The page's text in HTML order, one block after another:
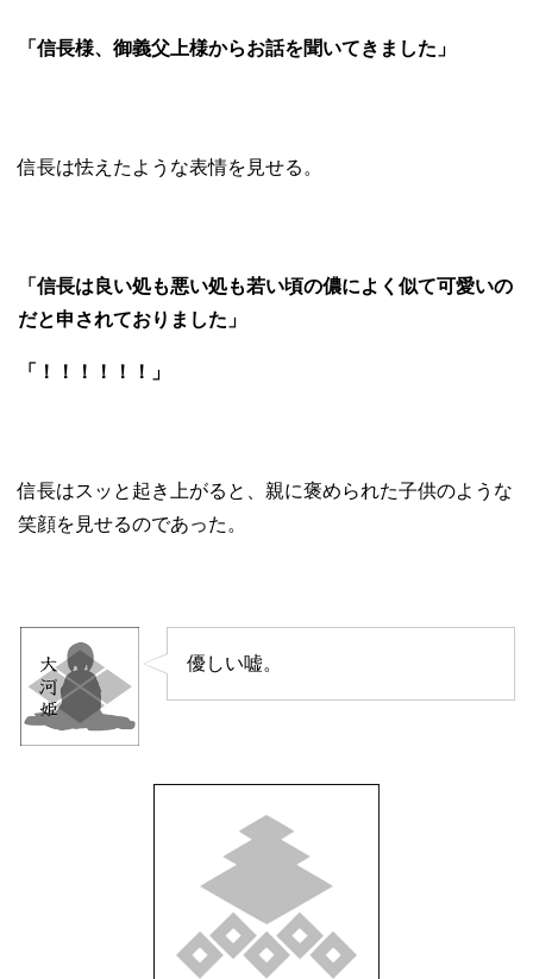
「信長様、御義父上様からお話を聞いてきました」
信長は怯えたような表情を見せる。
「信長は良い処も悪い処も若い頃の儂によく似て可愛いの
だと申されておりました」
「！！！！！！」
信長はスッと起き上がると、親に褒められた子供のような
笑顔を見せるのであった。
優しい嘘。